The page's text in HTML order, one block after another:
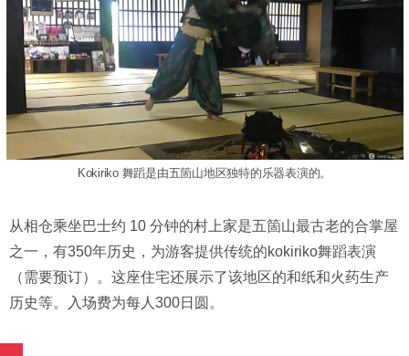
Kokiriko 舞蹈是由五箇山地区独特的乐器表演的。
从相仓乘坐巴士约 10 分钟的村上家是五箇山最古老的合掌屋
之一，有350年历史，为游客提供传统的kokiriko舞蹈表演
（需要预订）。这座住宅还展示了该地区的和纸和火药生产
历史等。入场费为每人300日圆。